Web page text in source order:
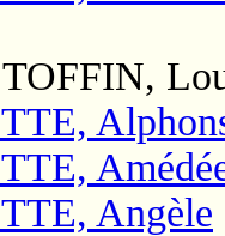
TOFFIN,
Angèle